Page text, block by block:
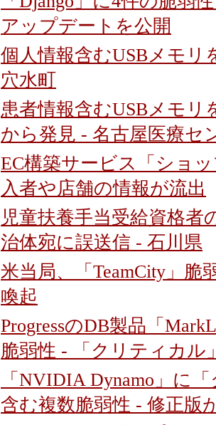
アップデートを公開
個人情報含むUSBメモリ
穴水町
患者情報含むUSBメモリ
から発見 - 名古屋医療セ
EC構築サービス「ショ
入者や店舗の情報が流出
児童扶養手当受給資格者
治体宛に誤送信 - 石川県
米当局、「TeamCity」脆
喚起
ProgressのDB製品「
脆弱性 - 「クリティカル
「NVIDIA Dynamo」に
含む複数脆弱性 - 修正版